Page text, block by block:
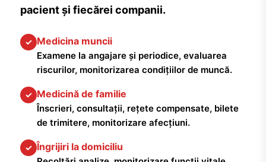
pacient și fiecărei companii.
✓ Medicina muncii
Examene la angajare și periodice, evaluarea
riscurilor, monitorizarea condițiilor de muncă.
✓ Medicină de familie
Înscrieri, consultații, rețete compensate, bilete
de trimitere, monitorizare afecțiuni.
✓ Îngrijiri la domiciliu